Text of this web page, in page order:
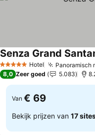
5 Sterren Hotel Panoramisch
Senza Grand
8,0 Zeer goed 5.083
Van € 69
Bekijk prijzen van 17